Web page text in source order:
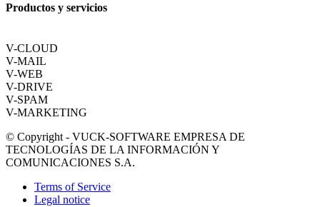
Productos y servicios
V-CLOUD
V-MAIL
V-WEB
V-DRIVE
V-SPAM
V-MARKETING
© Copyright - VUCK-SOFTWARE EMPRESA DE
TECNOLOGÍAS DE LA INFORMACIÓN Y
COMUNICACIONES S.A.
Terms of Service
Legal notice